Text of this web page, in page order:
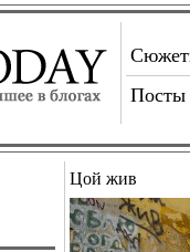
Посты
Цой жив